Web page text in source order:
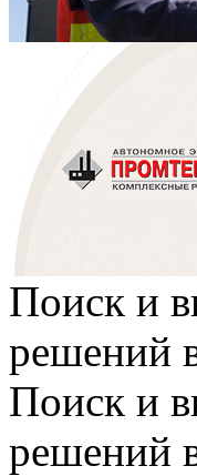
Поиск и
решений
Поиск и
решений